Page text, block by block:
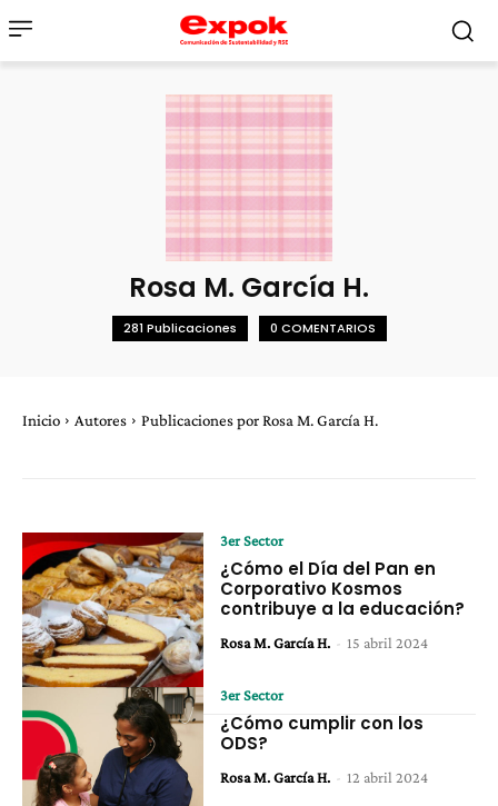
Rosa M. García H.
281 Publicaciones 0 COMENTARIOS
Inicio Autores Publicaciones por Rosa M. García H.
3er Sector
¿Cómo el Día del Pan en
Corporativo Kosmos
contribuye a la educación?
Rosa M. García H. - 15 abril 2024
3er Sector
¿Cómo cumplir con los
ODS?
Rosa M. García H. - 12 abril 2024